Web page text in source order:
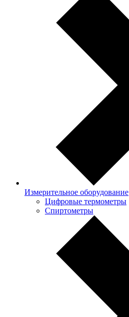
Измерительное оборудование
Цифровые термометры
Спиртометры